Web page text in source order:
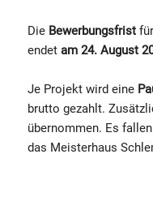
Die Bewerbungsfrist
endet am 24. August
Je Projekt wird eine
brutto gezahlt.
übernommen. Es
das Meisterhaus